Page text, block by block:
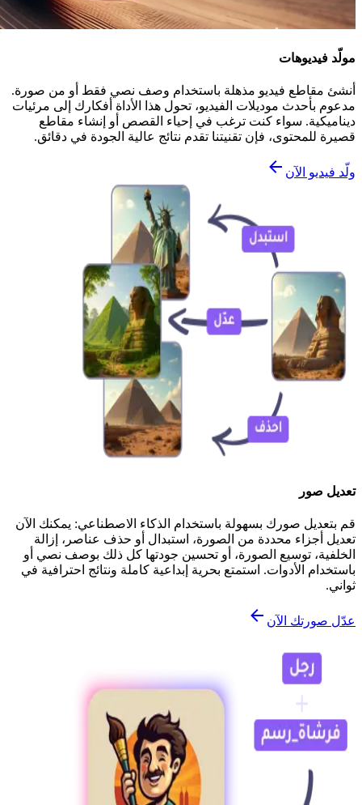
مولّد فيديوهات
أنشئ مقاطع فيديو مذهلة باستخدام وصف نصي فقط أو من صورة.
مدعوم بأحدث موديلات الفيديو، تحول هذا الأداة أفكارك إلى مرئيات
ديناميكية. سواء كنت ترغب في إحياء القصص أو إنشاء مقاطع
قصيرة للمحتوى، فإن تقنيتنا تقدم نتائج عالية الجودة في دقائق.
ولّد فيديو الآن
تعديل صور
قم بتعديل صورك بسهولة باستخدام الذكاء الاصطناعي: يمكنك الآن
تعديل أجزاء محددة من الصورة، استبدال أو حذف عناصر، إزالة
الخلفية، توسيع الصورة، أو تحسين جودتها كل ذلك بوصف نصي أو
باستخدام الأدوات. استمتع بحرية إبداعية كاملة ونتائج احترافية في
ثواني.
عدّل صورتك الآن